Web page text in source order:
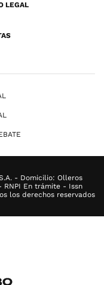
LEGAL
- Domicilio: Olleros
RNPI En trámite - Issn
los derechos reservados